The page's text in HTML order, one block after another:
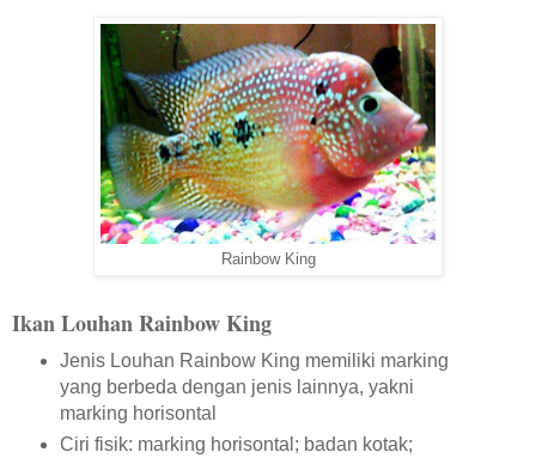
Rainbow King
Ikan Louhan Rainbow King
Jenis Louhan Rainbow King memiliki marking
yang berbeda dengan jenis lainnya, yakni
marking horisontal
Ciri fisik: marking horisontal; badan kotak;